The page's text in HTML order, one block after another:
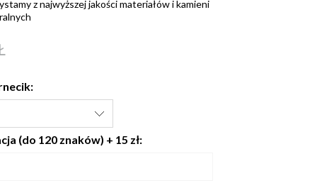
z najwyższej jakości materiałów i kamieni
(do 120 znaków) + 15 zł: